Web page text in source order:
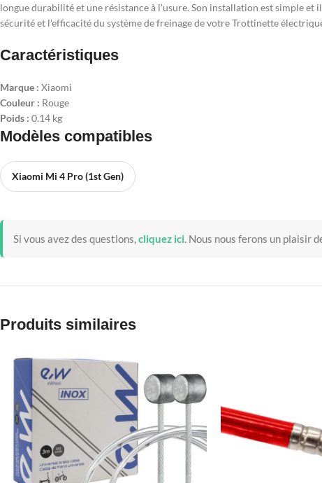
longue durabilité et une résistance à l'usure. Son installation est simple
sécurité et l'efficacité du système de freinage de votre Trottinette
Caractéristiques
Marque : Xiaomi
Couleur : Rouge
Poids : 0.14 kg
Modèles compatibles
Xiaomi Mi 4 Pro (1st Gen)
Si vous avez des questions,cliquez ici. Nous nous ferons un plaisir
Produits similaires